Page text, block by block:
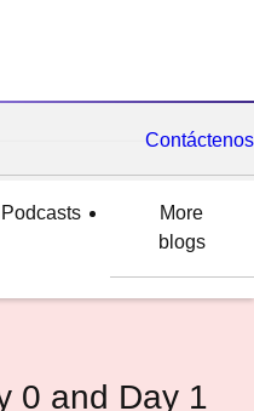
Contáctenos
Podcasts
More
blogs
0 and Day 1